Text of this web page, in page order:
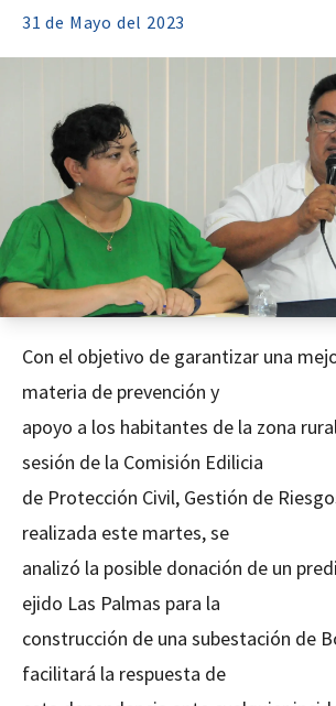
31 de Mayo del 2023
Con el objetivo de garantizar una
materia de prevención y
apoyo a los habitantes de la zona
sesión de la Comisión Edilicia
de Protección Civil, Gestión de
realizada este martes, se
analizó la posible donación de un
ejido Las Palmas para la
construcción de una subestación de
facilitará la respuesta de